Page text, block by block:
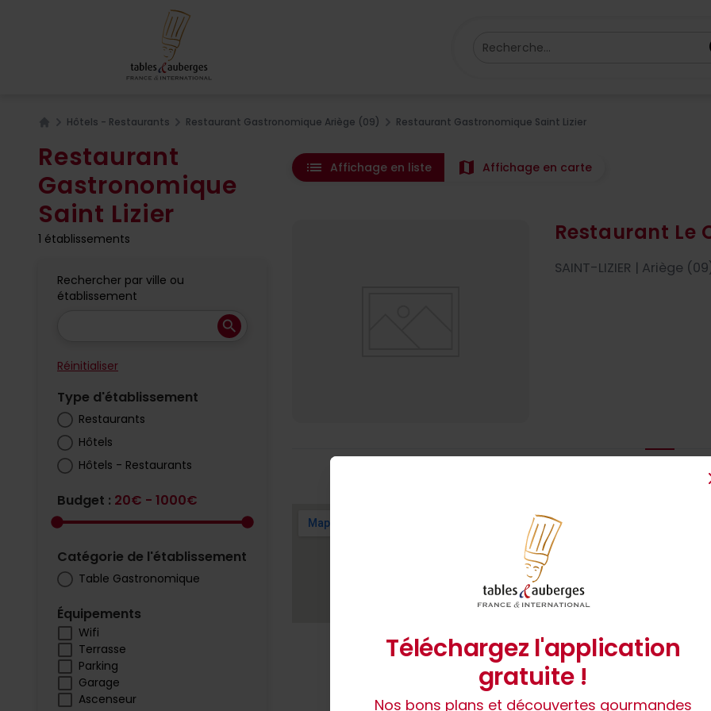
Recherche...
Hôtels - Restaurants Restaurant Gastronomique Ariège (09) Restaurant Gastronomique Saint Lizier
Restaurant
Gastronomique
Saint Lizier
1 établissements
Rechercher par ville ou
établissement
search
Réinitialiser
Type d'établissement
Restaurants
Hôtels
Hôtels - Restaurants
Budget : 20€ - 1000€
Catégorie de l'établissement
Table Gastronomique
Équipements
Wifi
Terrasse
Parking
Garage
Ascenseur
list Affichage en liste map Affichage en carte
Restaurant Le
SAINT-LIZIER | Ariège
Téléchargez l'application
gratuite !
Nos bons plans et découvertes gourmandes